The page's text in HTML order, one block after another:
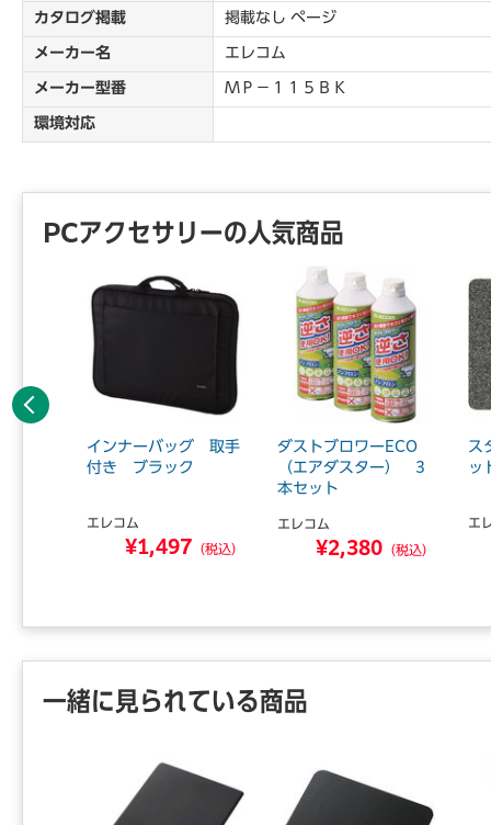
カタログ掲載 掲載なし ページ
メーカー名 エレコム
メーカー型番 ＭＰ－１１５ＢＫ
環境対応
PCアクセサリーの人気商品
インナーバッグ 取手
付き ブラック
エレコム
¥1,497 （税込）
ダストブロワーECO
（エアダスター） 3
本セット
エレコム
¥2,380 （税込）
ス
ッ
エ
前へ
一緒に見られている商品